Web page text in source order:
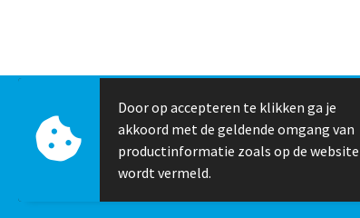
© Copyright Hidalgo 2026
Door op accepteren te klikken ga je
akkoord met de geldende omgang van
productinformatie zoals op de website
wordt vermeld.